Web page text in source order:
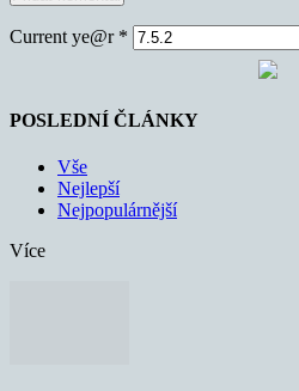
Current ye@r *
POSLEDNÍ ČLÁNKY
Vše
Nejlepší
Nejpopulárnější
Více